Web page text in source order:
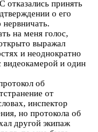
отказались принять
о его
на меня голос,
выражал
и неоднократно
видеокамерой и один
об
от
инспектор
но протокола об
другой экипаж